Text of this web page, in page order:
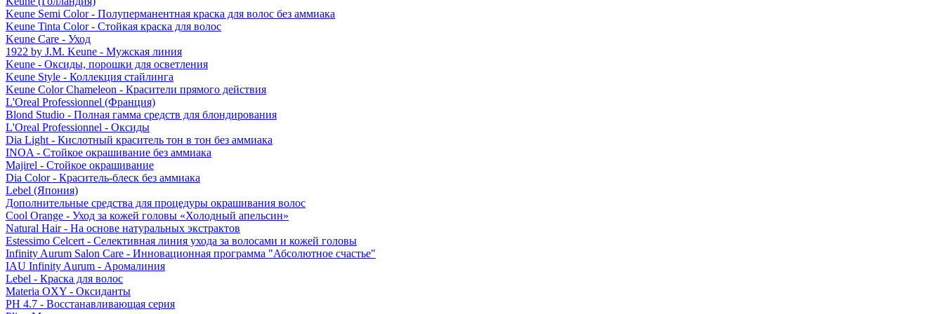
Keune Semi Color - Полуперманентная краска для волос без аммиака
Keune Tinta Color - Стойкая краска для волос
Keune Care - Уход
1922 by J.M. Keune - Мужская линия
Keune - Оксиды, порошки для осветления
Keune Style - Коллекция стайлинга
Keune Color Chameleon - Красители прямого действия
L'Oreal Professionnel (Франция)
Blond Studio - Полная гамма средств для блондирования
L'Oreal Professionnel - Оксиды
Dia Light - Кислотный краситель тон в тон без аммиака
INOA - Стойкое окрашивание без аммиака
Majirel - Стойкое окрашивание
Dia Color - Краситель-блеск без аммиака
Lebel (Япония)
Дополнительные средства для процедуры окрашивания волос
Cool Orange - Уход за кожей головы «Холодный апельсин»
Natural Hair - На основе натуральных экстрактов
Estessimo Celcert - Селективная линия ухода за волосами и кожей головы
Infinity Aurum Salon Care - Инновационная программа "Абсолютное счастье"
IAU Infinity Aurum - Аромалиния
Lebel - Краска для волос
Materia OXY - Оксиданты
PH 4.7 - Восстанавливающая серия